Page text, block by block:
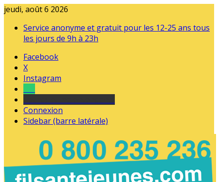
jeudi, août 6 2026
Service anonyme et gratuit pour les 12-25 ans tous
les jours de 9h à 23h
Facebook
X
Instagram
Connexion
Sidebar (barre latérale)